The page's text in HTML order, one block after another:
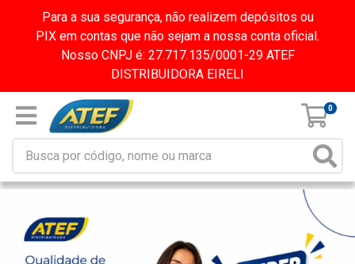
Para a sua segurança, não realizem depósitos ou
PIX em contas que não sejam a nossa conta oficial.
Nosso CNPJ é: 27.717.135/0001-29 ATEF
DISTRIBUIDORA EIRELI
0